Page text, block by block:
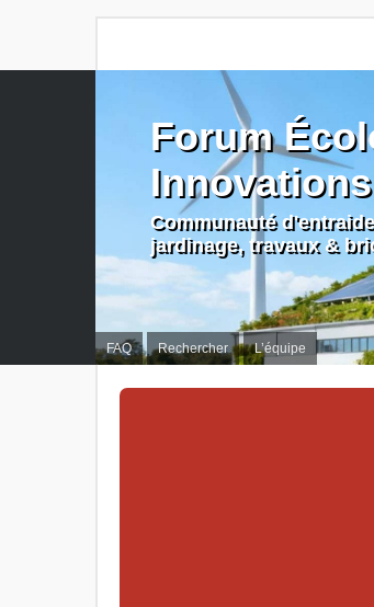
FAQ Rechercher L’équipe
Forum
Communauté
jardinage, travaux &